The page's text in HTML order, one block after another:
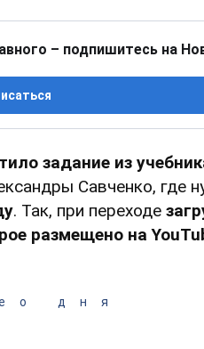
– подпишитесь на
задание из
Савченко, где
. Так, при переходе
размещено на
дня